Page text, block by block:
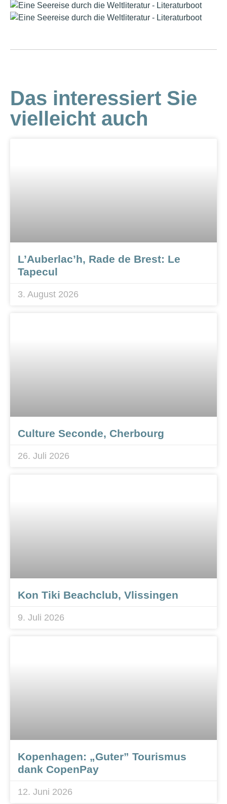
Das interessiert Sie
vielleicht auch
L’Auberlac’h, Rade de Brest: Le
Tapecul
3. August 2026
Culture Seconde, Cherbourg
26. Juli 2026
Kon Tiki Beachclub, Vlissingen
9. Juli 2026
Kopenhagen: „Guter” Tourismus
dank CopenPay
12. Juni 2026